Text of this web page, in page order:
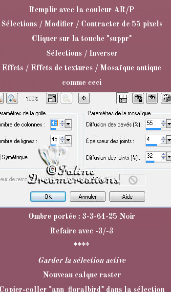
Remplir avec la couleur AR/P
Sélections / Modifier / Contracter de 55 pixels
Cliquer sur la touche "suppr"
Sélections / Inverser
Effets / Effets de textures / Mosaïque antique
comme ceci
Ombre portée : 3-3-64-25 Noir
Refaire avec -3/-3
****
Garder la sélection active
Nouveau calque raster
Copier-coller "ann_floralbird" dans la sélection